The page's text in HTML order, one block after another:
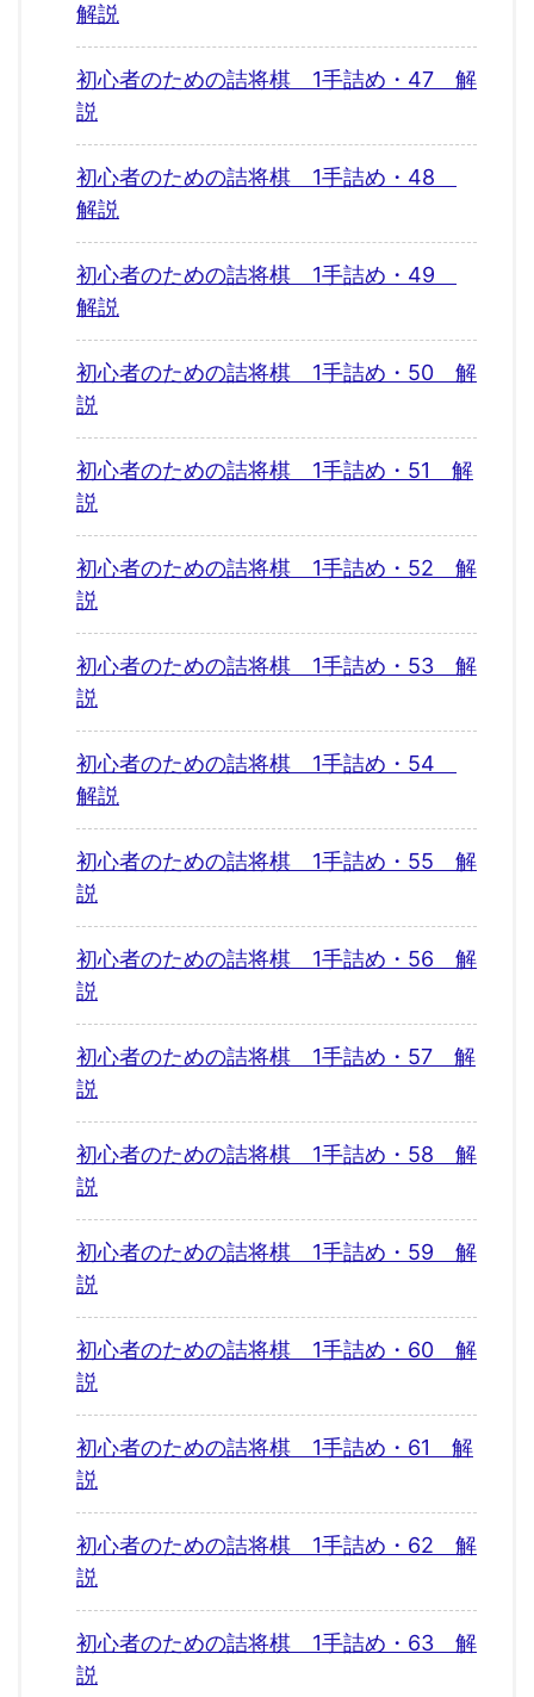
解説
初心者のための詰将棋 1手詰め・47 解
説
初心者のための詰将棋 1手詰め・48
解説
初心者のための詰将棋 1手詰め・49
解説
初心者のための詰将棋 1手詰め・50 解
説
初心者のための詰将棋 1手詰め・51 解
説
初心者のための詰将棋 1手詰め・52 解
説
初心者のための詰将棋 1手詰め・53 解
説
初心者のための詰将棋 1手詰め・54
解説
初心者のための詰将棋 1手詰め・55 解
説
初心者のための詰将棋 1手詰め・56 解
説
初心者のための詰将棋 1手詰め・57 解
説
初心者のための詰将棋 1手詰め・58 解
説
初心者のための詰将棋 1手詰め・59 解
説
初心者のための詰将棋 1手詰め・60 解
説
初心者のための詰将棋 1手詰め・61 解
説
初心者のための詰将棋 1手詰め・62 解
説
初心者のための詰将棋 1手詰め・63 解
説